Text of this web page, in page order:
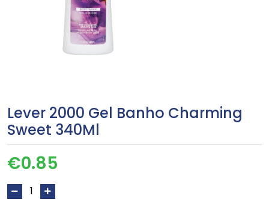
Lever 2000 Gel Banho Charming
Sweet 340Ml
€0.85